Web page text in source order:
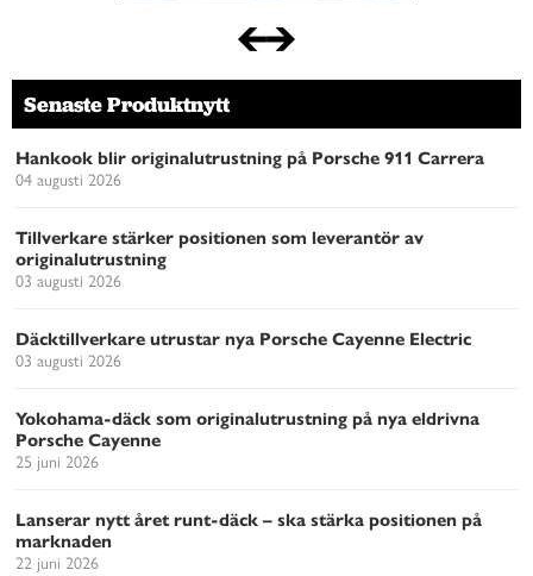
Senaste Produktnytt
Hankook blir originalutrustning på Porsche 911 Carrera
04 augusti 2026
Tillverkare stärker positionen som leverantör av
originalutrustning
03 augusti 2026
Däcktillverkare utrustar nya Porsche Cayenne Electric
03 augusti 2026
Yokohama-däck som originalutrustning på nya eldrivna
Porsche Cayenne
25 juni 2026
Lanserar nytt året runt-däck – ska stärka positionen på
marknaden
22 juni 2026